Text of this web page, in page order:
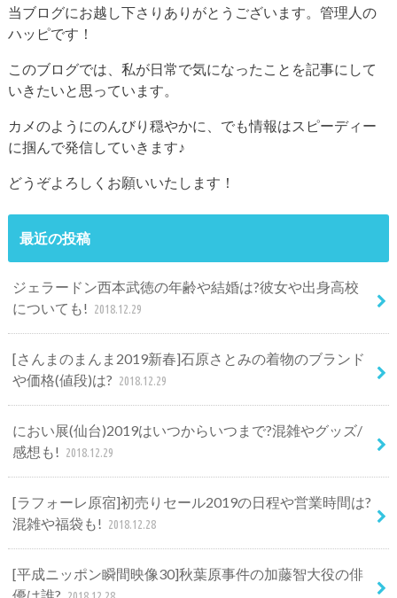
当ブログにお越し下さりありがとうございます。管理人の
ハッピです！
このブログでは、私が日常で気になったことを記事にして
いきたいと思っています。
カメのようにのんびり穏やかに、でも情報はスピーディー
に掴んで発信していきます♪
どうぞよろしくお願いいたします！
最近の投稿
ジェラードン西本武徳の年齢や結婚は?彼女や出身高校
についても!
2018.12.29
[さんまのまんま2019新春]石原さとみの着物のブランド
や価格(値段)は? 2018.12.29
におい展(仙台)2019はいつからいつまで?混雑やグッズ/
感想も!
2018.12.29
[ラフォーレ原宿]初売りセール2019の日程や営業時間は?
混雑や福袋も!
2018.12.28
[平成ニッポン瞬間映像30]秋葉原事件の加藤智大役の俳
優は誰?